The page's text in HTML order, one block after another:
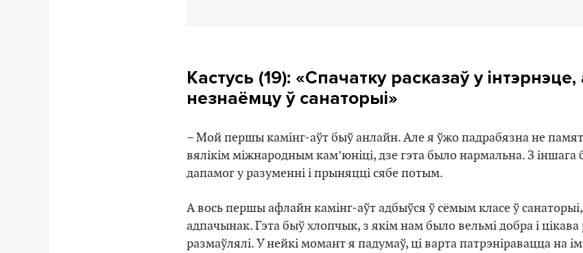
Кастусь (19): «Спачатку расказаў у
незнаёмцу ў санаторыі»
– Мой першы камінг-аўт быў анлайн. Але я ўжо падрабязна не
вялікім міжнародным кам’юніці, дзе гэта было нармальна. З іншага
дапамог у разуменні і прыняцці сябе потым.
А вось першы афлайн камінг-аўт адбыўся ў сёмым класе ў санаторыі,
адпачынак. Гэта быў хлопчык, з якім нам было вельмі добра і
размаўлялі. У нейкі момант я падумаў, ці варта патрэніравацца на